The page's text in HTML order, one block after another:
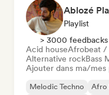
Ablozé
Playlist
> 3000 feedbacks
Acid houseAfrobeat /
Alternative rockBass
Ajouter dans ma/mes
Melodic Techno
Afro